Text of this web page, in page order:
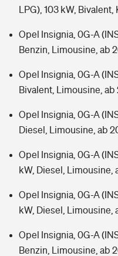
LPG), 103 kW, Bivalent,
Opel Insignia, 0G-A
Benzin, Limousine, ab
Opel Insignia, 0G-A
Bivalent, Limousine, ab
Opel Insignia, 0G-A
Diesel, Limousine, ab
Opel Insignia, 0G-A
kW, Diesel, Limousine,
Opel Insignia, 0G-A
kW, Diesel, Limousine,
Opel Insignia, 0G-A
Benzin, Limousine, ab